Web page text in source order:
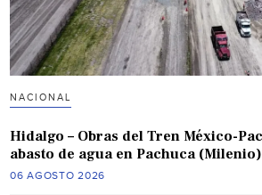
NACIONAL
Hidalgo – Obras del Tren México-
abasto de agua en Pachuca (Milenio)
06 AGOSTO 2026